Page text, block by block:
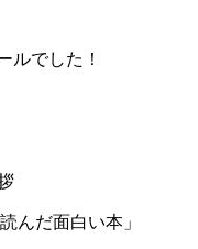
ルでした！
んだ面白い本」